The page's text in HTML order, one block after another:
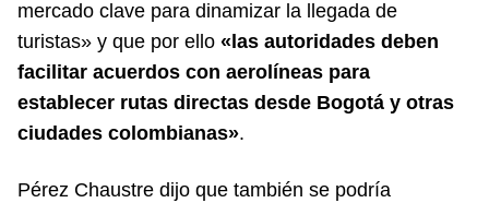
mercado clave para dinamizar la llegada de
turistas» y que por ello «las autoridades deben
facilitar acuerdos con aerolíneas para
establecer rutas directas desde Bogotá y otras
ciudades colombianas».
Pérez Chaustre dijo que también se podría